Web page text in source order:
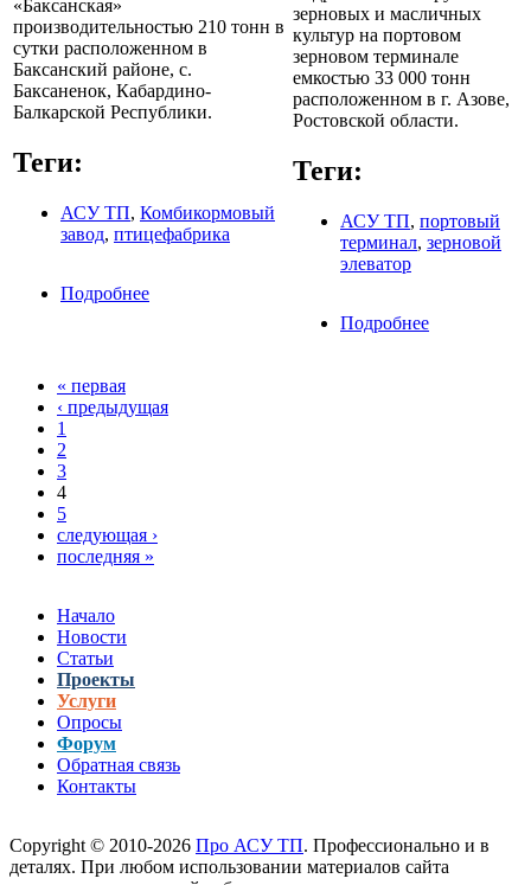
«Баксанская»
производительностью 210 тонн в
сутки расположенном в
Баксанский районе, с.
Баксаненок, Кабардино-
Балкарской Республики.
Теги:
АСУ ТП, Комбикормовый
завод, птицефабрика
Подробнее
производительностью 210 тонн в сутки
зерновых и масличных
культур на портовом
зерновом терминале
емкостью 33 000 тонн
расположенном в г. Азове,
Ростовской области.
Теги:
АСУ ТП, портовый
терминал, зерновой
элеватор
Подробнее
Страницы
« первая
‹ предыдущая
1
2
3
4
5
следующая ›
последняя »
Начало
Новости
Статьи
Проекты
Услуги
Опросы
Форум
Обратная связь
Контакты
Copyright © 2010-2026 Про АСУ ТП. Профессионально и в
деталях. При любом использовании материалов сайта